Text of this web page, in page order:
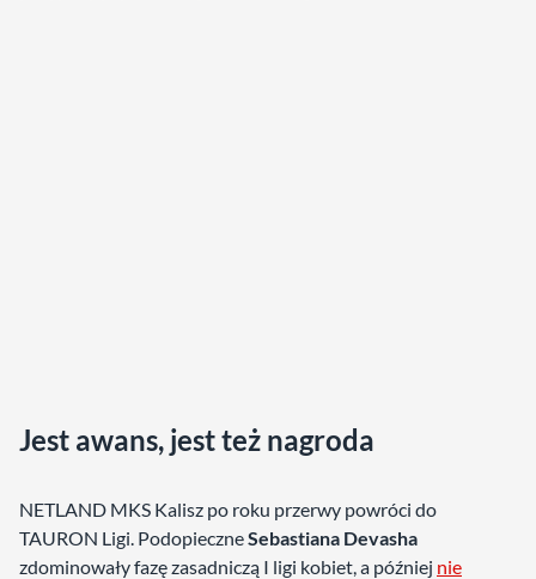
Jest awans, jest też nagroda
NETLAND MKS Kalisz po roku przerwy powróci do
TAURON Ligi. PodopieczneSebastiana Devasha
zdominowały fazę zasadniczą I ligi kobiet, a później nie